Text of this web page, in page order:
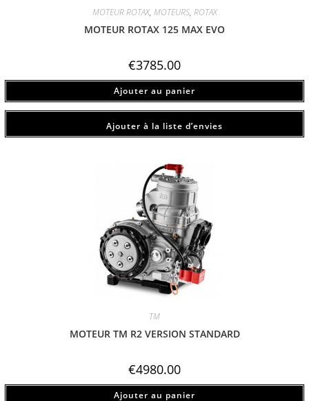
MOTEUR ROTAX, MOTEURS, ROTAX
MOTEUR ROTAX 125 MAX EVO
€3785.00
Ajouter au panier
Ajouter à la liste d’envies
TM
MOTEUR TM R2 VERSION STANDARD
€4980.00
Ajouter au panier